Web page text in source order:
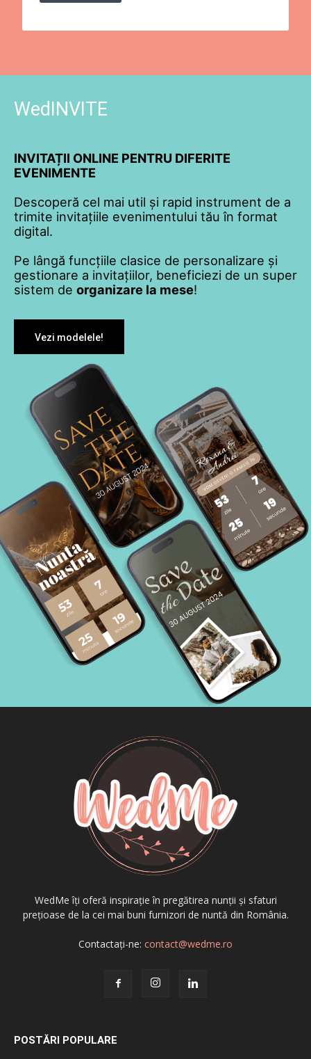
WedINVITE
INVITAȚII ONLINE PENTRU DIFERITE
EVENIMENTE
Descoperă cel mai util și rapid instrument de a
trimite invitațiile evenimentului tău în format
digital.
Pe lângă funcțiile clasice de personalizare și
gestionare a invitațiilor, beneficiezi de un super
sistem de organizare la mese!
Vezi modelele!
WedMe îți oferă inspirație în pregătirea nunții și sfaturi
prețioase de la cei mai buni furnizori de nuntă din România.
Contactați-ne: contact@wedme.ro
POSTĂRI POPULARE